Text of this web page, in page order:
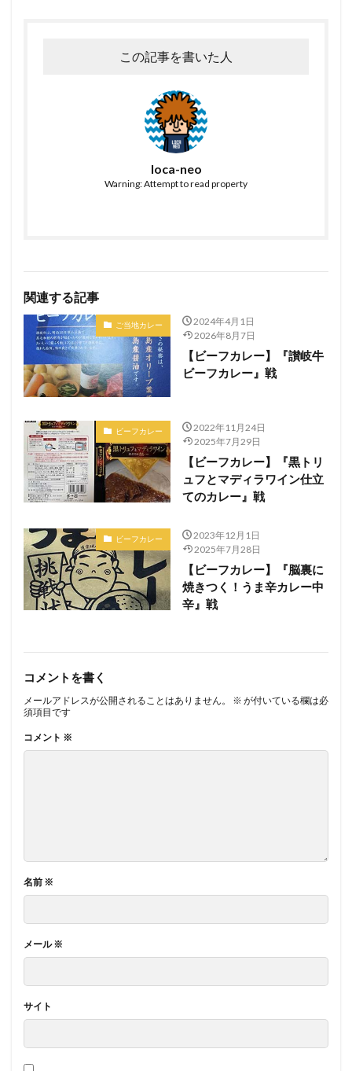
この記事を書いた人
loca-neo
Warning: Attempt to read property
関連する記事
ご当地カレー
2024年4月1日
2026年8月7日
【ビーフカレー】『讃岐牛
ビーフカレー』戦
ビーフカレー
2022年11月24日
2025年7月29日
【ビーフカレー】『黒トリ
ュフとマディラワイン仕立
てのカレー』戦
ビーフカレー
2023年12月1日
2025年7月28日
【ビーフカレー】『脳裏に
焼きつく！うま辛カレー中
辛』戦
コメントを書く
メールアドレスが公開されることはありません。 ※ が付いている欄は必
須項目です
コメント ※
名前 ※
メール※
サイト